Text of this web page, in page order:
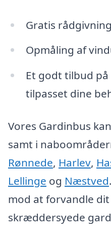
Gratis
Opmåling af
Et godt tilbud
tilpasset dine
Vores Gardinbus
samt i
Rønnede, Harlev,
Lellinge og Næstved
mod at forvandle
skræddersyede